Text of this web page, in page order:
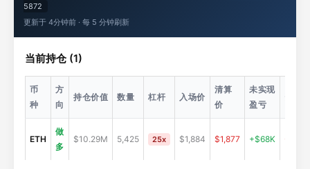
5872
更新于 4分钟前 · 每 5 分钟刷新
当前持仓 (1)
币
种
方
向
持仓价值 数量 杠杆 入场价
清算
价
未实现
盈亏
ETH
做
多
$10.29M 5,425 25x $1,884 $1,877 +$68K -